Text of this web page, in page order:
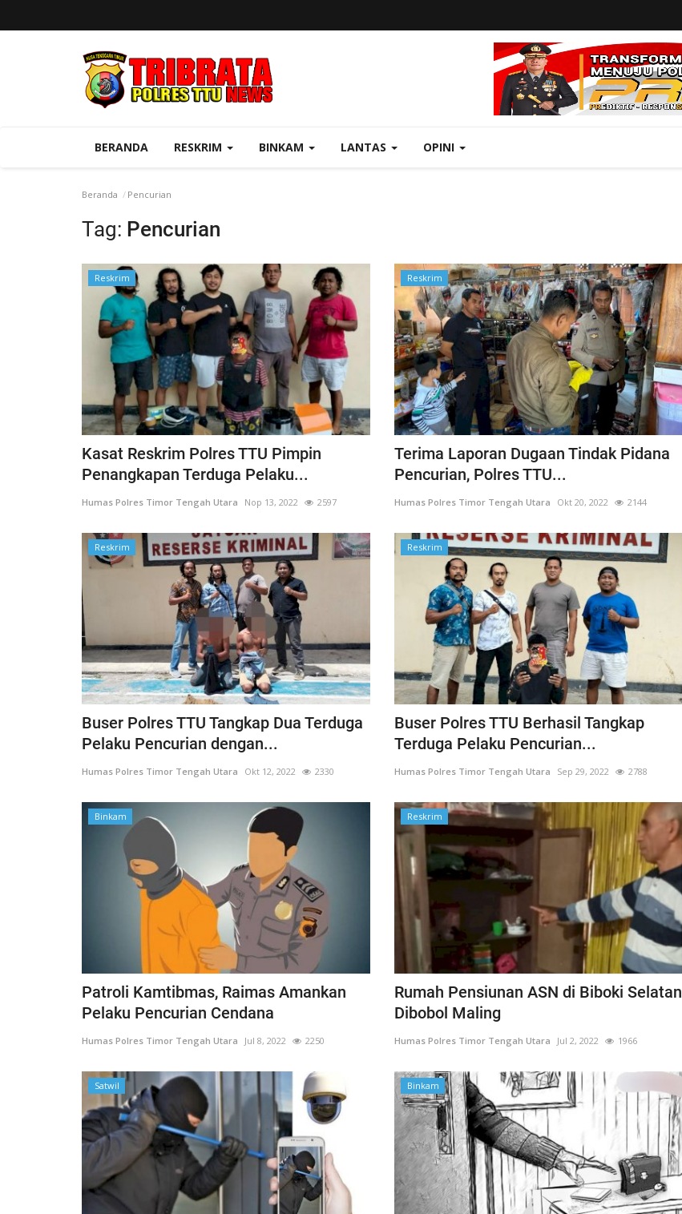
BERANDA RESKRIM BINKAM LANTAS OPINI
Beranda Pencurian
Tag: Pencurian
Reskrim
Kasat Reskrim Polres TTU Pimpin
Penangkapan Terduga Pelaku...
Humas Polres Timor Tengah Utara Nop 13, 2022 2597
Reskrim
Terima Laporan Dugaan Tindak Pidana
Pencurian, Polres TTU...
Humas Polres Timor Tengah Utara Okt 20, 2022 2144
Reskrim
Buser Polres TTU Tangkap Dua Terduga
Pelaku Pencurian dengan...
Humas Polres Timor Tengah Utara Okt 12, 2022 2330
Reskrim
Buser Polres TTU Berhasil Tangkap
Terduga Pelaku Pencurian...
Humas Polres Timor Tengah Utara Sep 29, 2022 2788
Binkam
Patroli Kamtibmas, Raimas Amankan
Pelaku Pencurian Cendana
Humas Polres Timor Tengah Utara Jul 8, 2022 2250
Reskrim
Rumah Pensiunan ASN di Biboki Selatan
Dibobol Maling
Humas Polres Timor Tengah Utara Jul 2, 2022 1966
Satwil Binkam